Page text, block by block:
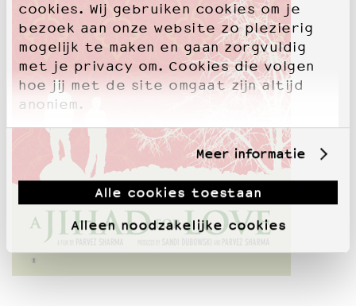
cookies. Wij gebruiken cookies om je
bezoek aan onze website zo plezierig
mogelijk te maken en gaan zorgvuldig
met je privacy om. Cookies die volgen
hoe jij met de site omgaat zijn altijd
anoniem.
Meer informatie
Alle cookies toestaan
Alleen noodzakelijke cookies